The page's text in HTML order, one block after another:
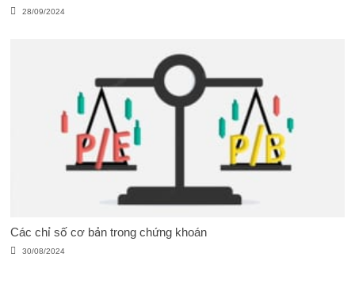
28/09/2024
Các chỉ số cơ bản trong chứng khoán
30/08/2024